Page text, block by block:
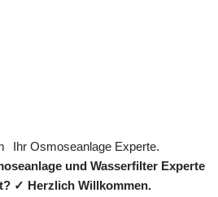
Ihr Osmoseanlage Experte.
und Wasserfilter Experte
✓ Herzlich Willkommen.